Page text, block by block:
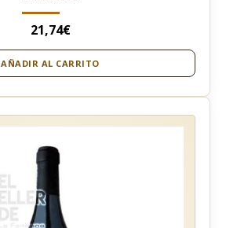
21,74€
AÑADIR AL CARRITO